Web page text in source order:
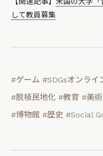
して教員募集
#ゲーム #SDGsオンライ
#脱植民地化 #教育 #美
#博物館 #歴史 #Social